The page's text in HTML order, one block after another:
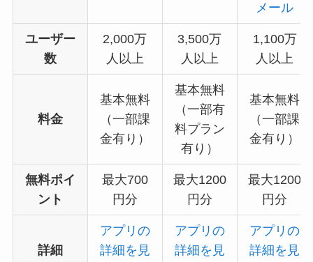
メール
ユーザー
数
2,000万
人以上
3,500万
人以上
1,100万
人以上
料金
基本無料
（一部課
金有り）
基本無料
（一部有
料プラン
有り）
基本無料
（一部課
金有り）
無料ポイ
ント
最大700
円分
最大1200
円分
最大1200
円分
詳細
アプリの
詳細を見
アプリの
詳細を見
アプリの
詳細を見